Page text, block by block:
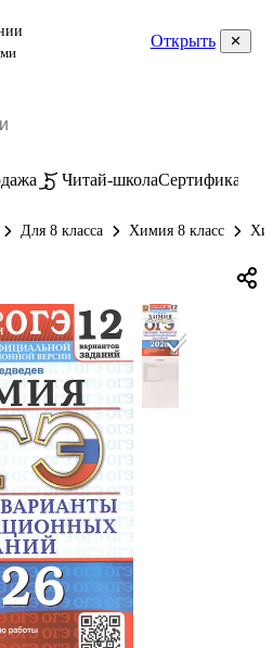
Открыть
Читай-школаСертификаты
Для 8 класса Химия 8 класс